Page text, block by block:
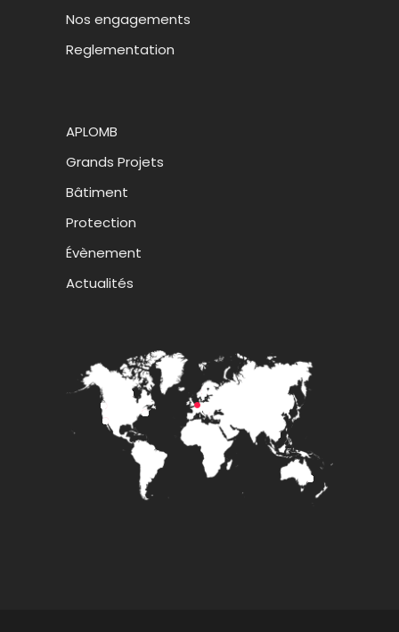
Nos engagements
Reglementation
APLOMB
Grands Projets
Bâtiment
Protection
Évènement
Actualités